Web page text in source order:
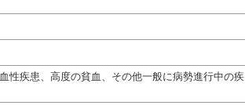
性疾患、高度の貧血、その他一般に病勢進行中の疾